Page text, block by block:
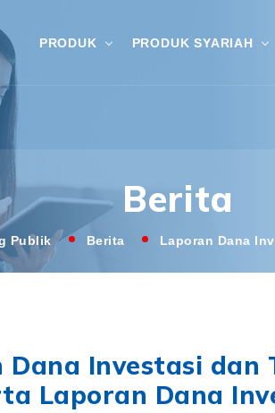
PRODUK PRODUK SYARIAH
Berita
Publik Berita Laporan Dana
Dana Investasi dan
Laporan Dana